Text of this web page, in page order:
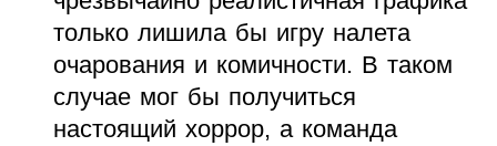
только лишила бы игру налета
очарования и комичности. В таком
случае мог бы получиться
настоящий хоррор, а команда